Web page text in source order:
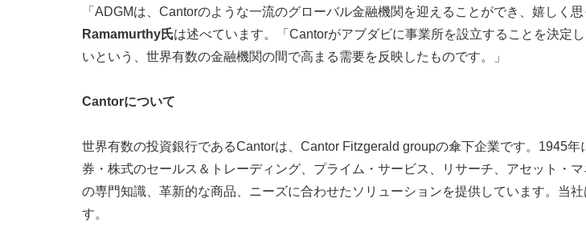
「ADGMは、Cantorのような一流のグローバル金融機関を迎えることができ、嬉しく思
Ramamurthy氏は述べています。「Cantorがアブダビに事業所を設立することを決定
いという、世界有数の金融機関の間で高まる需要を反映したものです。」
Cantorについて
世界有数の投資銀行であるCantorは、Cantor Fitzgerald groupの傘下企業です。1945
券・株式のセールス＆トレーディング、プライム・サービス、リサーチ、アセット・
の専門知識、革新的な商品、ニーズに合わせたソリューションを提供しています。当
す。